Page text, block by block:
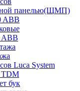
панелью(ЩМП)
ABB
ABB
Luca System
TDM
бук